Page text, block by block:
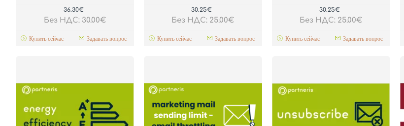
36.30€
Без НДС: 30.00€
Купить сейчас Задавать вопрос
30.25€
Без НДС: 25.00€
Купить сейчас Задавать вопрос
30.25€
Без НДС: 25.00€
Купить сейчас Задавать вопрос